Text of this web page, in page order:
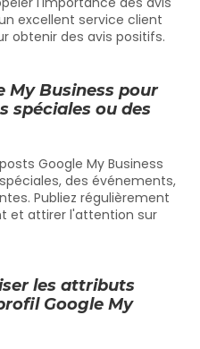
excellent service client
obtenir des avis positifs.
My Business pour
spéciales ou des
Google My Business
des événements,
Publiez régulièrement
et attirer l'attention sur
les attributs
Google My